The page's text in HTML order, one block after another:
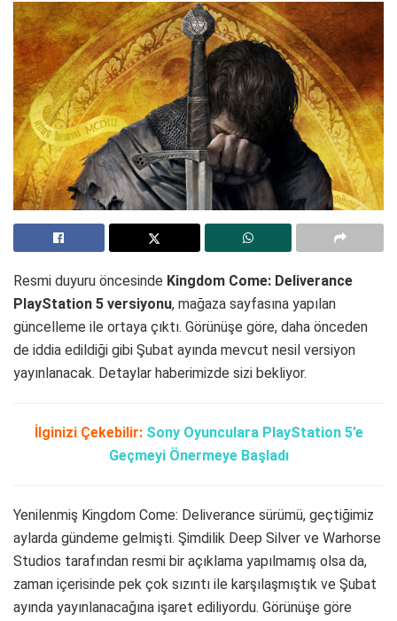
Resmi duyuru öncesinde Kingdom Come: Deliverance
PlayStation 5 versiyonu, mağaza sayfasına yapılan
güncelleme ile ortaya çıktı. Görünüşe göre, daha önceden
de iddia edildiği gibi Şubat ayında mevcut nesil versiyon
yayınlanacak. Detaylar haberimizde sizi bekliyor.
İlginizi Çekebilir: Sony Oyunculara PlayStation 5’e
Geçmeyi Önermeye Başladı
Yenilenmiş Kingdom Come: Deliverance sürümü, geçtiğimiz
aylarda gündeme gelmişti. Şimdilik Deep Silver ve Warhorse
Studios tarafından resmi bir açıklama yapılmamış olsa da,
zaman içerisinde pek çok sızıntı ile karşılaşmıştık ve Şubat
ayında yayınlanacağına işaret ediliyordu. Görünüşe göre